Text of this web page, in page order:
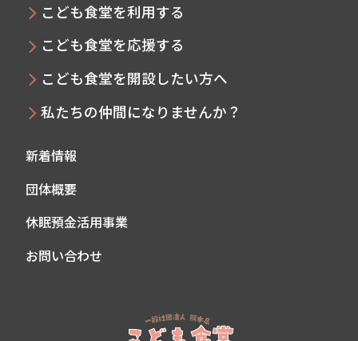
こども食堂を利用する
こども食堂を応援する
こども食堂を開設したい方へ
私たちの仲間になりませんか？
新着情報
団体概要
休眠預金活用事業
お問い合わせ